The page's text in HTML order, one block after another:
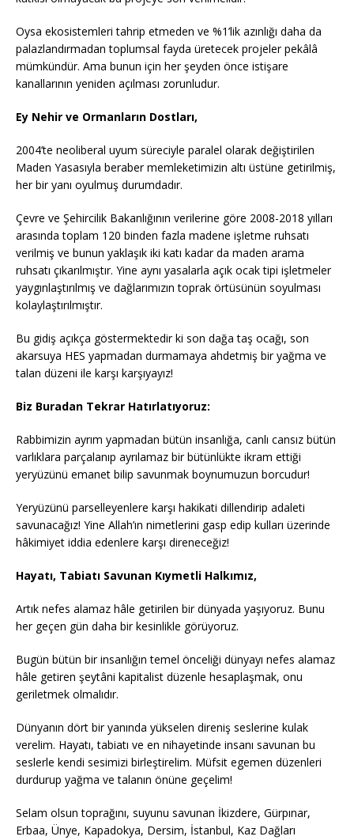
Oysa ekosistemleri tahrip etmeden ve %1’lik azınlığı daha da
palazlandırmadan toplumsal fayda üretecek projeler pekâlâ
mümkündür. Ama bunun için her şeyden önce istişare
kanallarının yeniden açılması zorunludur.
Ey Nehir ve Ormanların Dostları,
2004’te neoliberal uyum süreciyle paralel olarak değiştirilen
Maden Yasasıyla beraber memleketimizin altı üstüne getirilmiş,
her bir yanı oyulmuş durumdadır.
Çevre ve Şehircilik Bakanlığının verilerine göre 2008-2018 yılları
arasında toplam 120 binden fazla madene işletme ruhsatı
verilmiş ve bunun yaklaşık iki katı kadar da maden arama
ruhsatı çıkarılmıştır. Yine aynı yasalarla açık ocak tipi işletmeler
yaygınlaştırılmış ve dağlarımızın toprak örtüsünün soyulması
kolaylaştırılmıştır.
Bu gidiş açıkça göstermektedir ki son dağa taş ocağı, son
akarsuya HES yapmadan durmamaya ahdetmiş bir yağma ve
talan düzeni ile karşı karşıyayız!
Biz Buradan Tekrar Hatırlatıyoruz:
Rabbimizin ayrım yapmadan bütün insanlığa, canlı cansız bütün
varlıklara parçalanıp ayrılamaz bir bütünlükte ikram ettiği
yeryüzünü emanet bilip savunmak boynumuzun borcudur!
Yeryüzünü parselleyenlere karşı hakikati dillendirip adaleti
savunacağız! Yine Allah’ın nimetlerini gasp edip kulları üzerinde
hâkimiyet iddia edenlere karşı direneceğiz!
Hayatı, Tabiatı Savunan Kıymetli Halkımız,
Artık nefes alamaz hâle getirilen bir dünyada yaşıyoruz. Bunu
her geçen gün daha bir kesinlikle görüyoruz.
Bugün bütün bir insanlığın temel önceliği dünyayı nefes alamaz
hâle getiren şeytâni kapitalist düzenle hesaplaşmak, onu
geriletmek olmalıdır.
Dünyanın dört bir yanında yükselen direniş seslerine kulak
verelim. Hayatı, tabiatı ve en nihayetinde insanı savunan bu
seslerle kendi sesimizi birleştirelim. Müfsit egemen düzenleri
durdurup yağma ve talanın önüne geçelim!
Selam olsun toprağını, suyunu savunan İkizdere, Gürpınar,
Erbaa, Ünye, Kapadokya, Dersim, İstanbul, Kaz Dağları